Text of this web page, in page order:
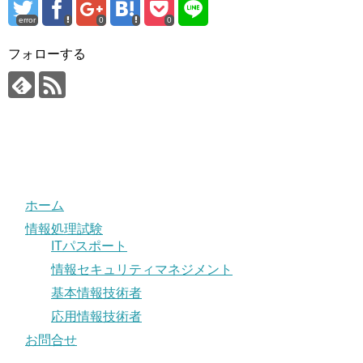
error 0 0
フォローする
ホーム
情報処理試験
ITパスポート
情報セキュリティマネジメント
基本情報技術者
応用情報技術者
お問合せ